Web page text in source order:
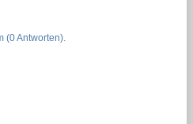
(0 Antworten).